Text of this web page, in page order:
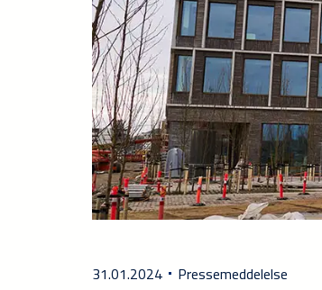
31.01.2024 Pressemeddelelse